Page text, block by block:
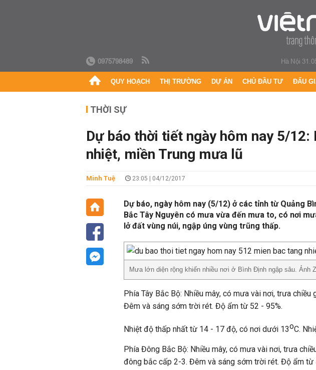
0975798489 Hà Nội
QUY HOẠCH THỊ TRƯỜNG DỰ ÁN CHỦ ĐẦU TƯ ĐẤU
THỜI SỰ
Dự báo thời tiết ngày hôm nay 5/12:
nhiệt, miền Trung mưa lũ
Minh Tuệ 23:05 | 04/12/2017
Dự báo, ngày hôm nay (5/12) ở các tỉnh từ Quảng
Bắc Tây Nguyên có mưa vừa đến mưa to, có nơi
lở đất vùng núi, ngập úng vùng trũng thấp.
Mưa lớn diện rộng khiến nhiều nơi ở Bình Định ngập sâu. Ảnh
Phía Tây Bắc Bộ: Nhiều mây, có mưa vài nơi, trưa chiều
Đêm và sáng sớm trời rét. Độ ẩm từ 52 - 95%.
Nhiệt độ thấp nhất từ 14 - 17 độ, có nơi dưới 13oC.
Phía Đông Bắc Bộ: Nhiều mây, có mưa vài nơi, trưa
đông bắc cấp 2-3. Đêm và sáng sớm trời rét. Độ ẩm từ